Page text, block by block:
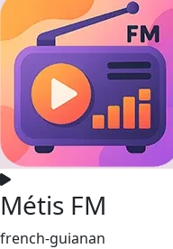
Métis FM
french-guianan